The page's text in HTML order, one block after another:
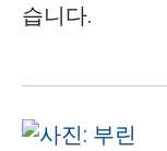
습니다.